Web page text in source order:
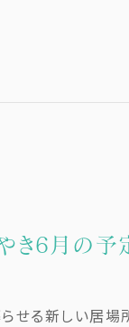
き6月の予
せる新しい居